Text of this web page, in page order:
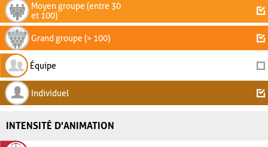
Moyen groupe (entre 30
et 100)
Grand groupe (> 100)
Équipe
Individuel
INTENSITÉ D'ANIMATION